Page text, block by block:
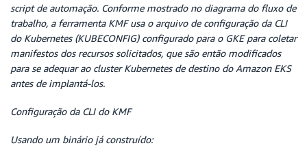
script de automação. Conforme mostrado no diagrama do fluxo de
trabalho, a ferramenta KMF usa o arquivo de configuração da CLI
do Kubernetes (KUBECONFIG) configurado para o GKE para coletar
manifestos dos recursos solicitados, que são então modificados
para se adequar ao cluster Kubernetes de destino do Amazon EKS
antes de implantá-los.
Configuração da CLI do KMF
Usando um binário já construído: